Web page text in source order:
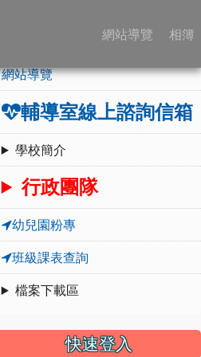
網站導覽 相簿
學校簡介
網站導覽
輔導室線上諮詢信箱
學校簡介
行政團隊
幼兒園粉專
班級課表查詢
檔案下載區
快速登入